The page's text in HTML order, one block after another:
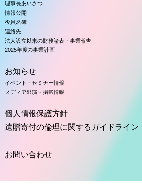
理事長あいさつ
情報公開
役員名簿
連絡先
法人設立以来の財務諸表・事業報告
2025年度の事業計画
お知らせ
イベント・セミナー情報
メディア出演・掲載情報
個人情報保護方針
遺贈寄付の倫理に関するガイドライン
お問い合わせ